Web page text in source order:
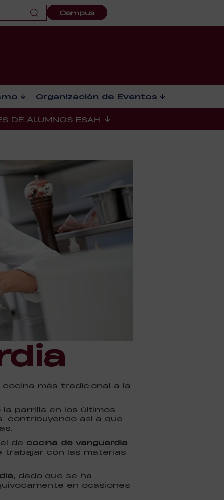
Campus
Organización de Eventos
DE ALUMNOS ESAH
cocina más tradicional a la
parrilla en los últimos
contribuyendo así a que
de cocina de vanguardia,
trabajar con las materias
dado que se ha
en ocasiones